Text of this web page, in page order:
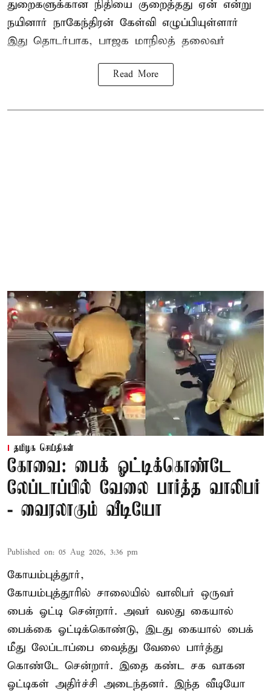
துறைகளுக்கான நிதியை குறைத்தது ஏன் என்று
நயினார் நாகேந்திரன் கேள்வி எழுப்பியுள்ளார்
இது தொடர்பாக, பாஜக மாநிலத் தலைவர்
Read More
தமிழக செய்திகள்
கோவை: பைக் ஓட்டிக்கொண்டே
லேப்டாப்பில் வேலை பார்த்த வாலிபர்
- வைரலாகும் வீடியோ
Published on: 05 Aug 2026, 3:36 pm
கோயம்புத்தூர்,
கோயம்புத்தூரில் சாலையில் வாலிபர் ஒருவர்
பைக் ஓட்டி சென்றார். அவர் வலது கையால்
பைக்கை ஓட்டிக்கொண்டு, இடது கையால் பைக்
மீது லேப்டாப்பை வைத்து வேலை பார்த்து
கொண்டே சென்றார். இதை கண்ட சக வாகன
ஓட்டிகள் அதிர்ச்சி அடைந்தனர். இந்த வீடியோ